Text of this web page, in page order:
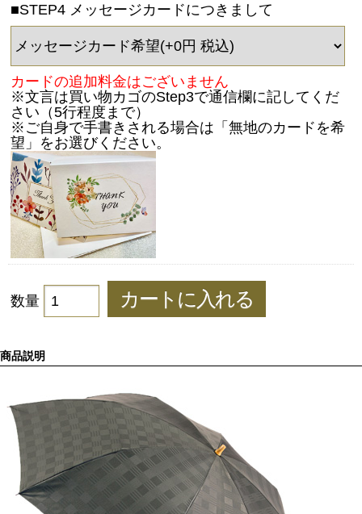
■STEP4 メッセージカードにつきまして
カードの追加料金はございません
※文言は買い物カゴのStep3で通信欄に記してくだ
さい（5行程度まで）
※ご自身で手書きされる場合は「無地のカードを希
望」をお選びください。
数量
商品説明